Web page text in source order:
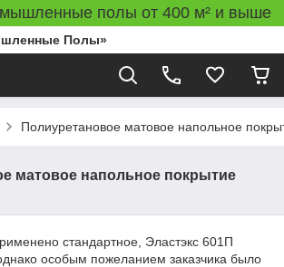
полы от 400 м² и выше
Полы»
Полиуретановое матовое напольное
матовое напольное покрытие
стандартное, Эластэкс 601П
особым пожеланием заказчика было